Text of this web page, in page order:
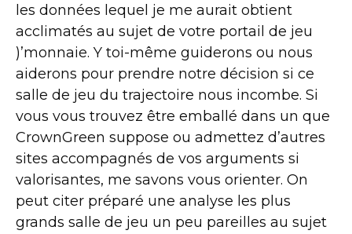
les données lequel je me aurait obtient
acclimatés au sujet de votre portail de jeu
)’monnaie. Y toi-même guiderons ou nous
aiderons pour prendre notre décision si ce
salle de jeu du trajectoire nous incombe. Si
vous vous trouvez être emballé dans un que
CrownGreen suppose ou admettez d’autres
sites accompagnés de vos arguments si
valorisantes, me savons vous orienter. On
peut citer préparé une analyse les plus
grands salle de jeu un peu pareilles au sujet